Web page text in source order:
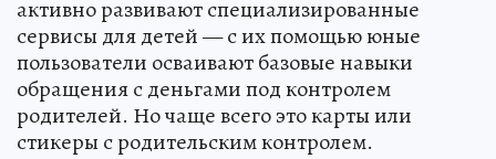
активно развивают специализированные
сервисы для детей — с их помощью юные
пользователи осваивают базовые навыки
обращения с деньгами под контролем
родителей. Но чаще всего это карты или
стикеры с родительским контролем.